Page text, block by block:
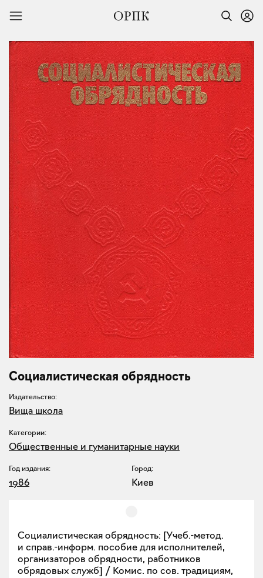
Социалистическая обрядность
Издательство:
Вища школа
Категории:
Общественные и гуманитарные науки
Год издания:
1986
Город:
Киев
Социалистическая обрядность: [Учеб.-метод.
и справ.-информ. пособие для исполнителей,
организаторов обрядности, работников
обрядовых служб] / Комис. по сов. традициям,